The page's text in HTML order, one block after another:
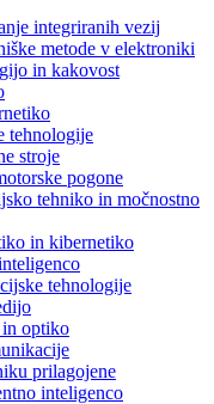
integriranih vezij
metode v elektroniki
in kakovost
tehnologije
stroje
pogone
tehniko in močnostno
in kibernetiko
tehnologije
in optiko
prilagojene
inteligenco